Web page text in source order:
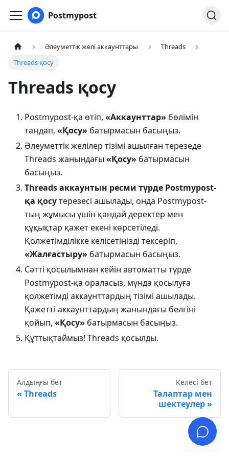
Postmypost
Әлеуметтік желі аккаунттары
Threads
Threads қосу
Threads қосу
Postmypost-қа өтіп, «Аккаунттар» бөлімін
таңдап, «Қосу» батырмасын басыңыз.
Әлеуметтік желілер тізімі ашылған терезеде
Threads жанындағы «Қосу» батырмасын
басыңыз.
Threads аккаунтын ресми түрде Postmypost-
қа қосутерезесі ашылады, онда Postmypost-
тың жұмысы үшін қандай деректер мен
құқықтар қажет екені көрсетіледі.
Қолжетімділікке келісетіңізді тексеріп,
«Жалғастыру» батырмасын басыңыз.
Сәтті қосылымнан кейін автоматты түрде
Postmypost-қа ораласыз, мұнда қосылуға
қолжетімді аккаунттардың тізімі ашылады.
Қажетті аккаунттардың жанындағы белгіні
қойып, «Қосу» батырмасын басыңыз.
Құттықтаймыз! Threads қосылды.
Алдыңғы бет
Threads
Келесі бет
Талаптар мен
шектеулер